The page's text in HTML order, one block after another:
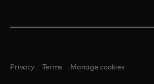
Privacy Terms Manage cookies